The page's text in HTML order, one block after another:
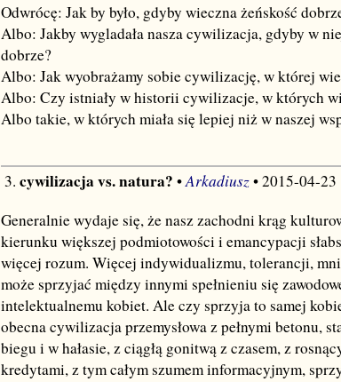
Odwrócę: Jak by było, gdyby wieczna żeńskość
Albo: Jakby wygladała nasza cywilizacja, gdyby w
dobrze?
Albo: Jak wyobrażamy sobie cywilizację, w której
Albo: Czy istniały w historii cywilizacje, w których
Albo takie, w których miała się lepiej niż w naszej
3. cywilizacja vs. natura? •Arkadiusz• 2015-04-23
Generalnie wydaje się, że nasz zachodni krąg
kierunku większej podmiotowości i emancypacji
więcej rozum. Więcej indywidualizmu, tolerancji,
może sprzyjać między innymi spełnieniu się
intelektualnemu kobiet. Ale czy sprzyja to samej
obecna cywilizacja przemysłowa z pełnymi betonu,
biegu i w hałasie, z ciągłą gonitwą z czasem, z
kredytami, z tym całym szumem informacyjnym,